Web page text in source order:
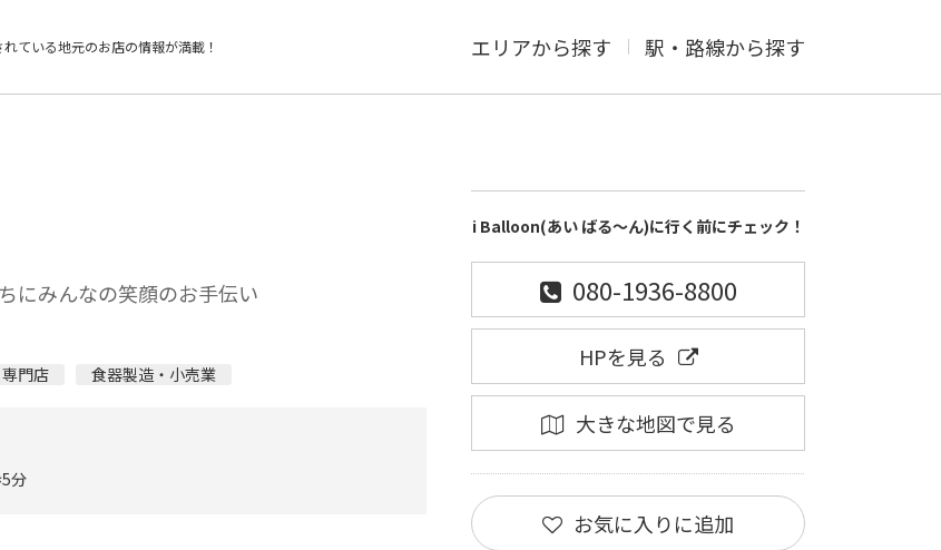
ている地元のお店の情報が満載！ エリアから探す 駅・路線から探す
にみんなの笑顔のお手伝い
専門店 食器製造・小売業
分
i Balloon(あい ばる～ん)に行く前にチェック！
080-1936-8800
HPを見る
大きな地図で見る
お気に入りに追加